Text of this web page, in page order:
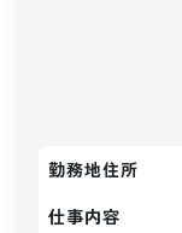
勤務地住所
仕事内容